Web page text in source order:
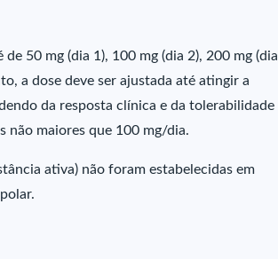
50 mg (dia 1), 100 mg (dia 2), 200 mg (dia
a dose deve ser ajustada até atingir a
da resposta clínica e da tolerabilidade
não maiores que 100 mg/dia.
ativa) não foram estabelecidas em